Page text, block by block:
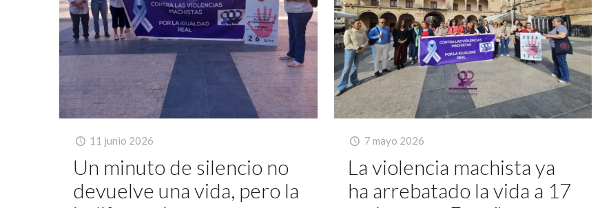
11 junio 2026
Un minuto de silencio no
devuelve una vida, pero la
7 mayo 2026
La violencia machista ya
ha arrebatado la vida a 17